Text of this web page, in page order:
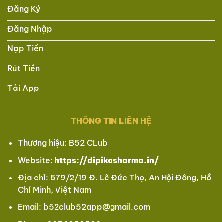
Đăng Ký
Đăng Nhập
Nạp Tiền
Rút Tiền
Tải App
THÔNG TIN LIÊN HỆ
Thương hiệu: B52 CLub
Website: https://dipikasharma.in/
Địa chỉ: 579/2/19 Đ. Lê Đức Thọ, An Hội Đông, Hồ
Chí Minh, Việt Nam
Email: b52club52app@gmail.com